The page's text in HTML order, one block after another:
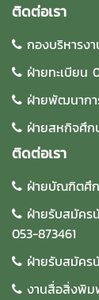
ติดต่อเรา
กองบริหารง
ฝ่ายทะเบียน
ฝ่ายพัฒนากา
ฝ่ายสหกิจศึก
ติดต่อเรา
ฝ่ายบัณฑิตศึ
ฝ่ายรับสมัคร
053-873461
ฝ่ายรับสมัคร
งานสื่อสิ่งพิม